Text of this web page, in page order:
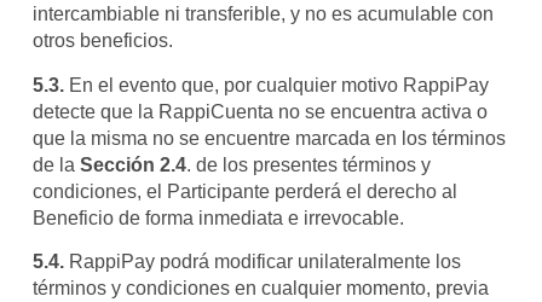
intercambiable ni transferible, y no es acumulable con
otros beneficios.
5.3. En el evento que, por cualquier motivo RappiPay
detecte que la RappiCuenta no se encuentra activa o
que la misma no se encuentre marcada en los términos
de la Sección 2.4. de los presentes términos y
condiciones, el Participante perderá el derecho al
Beneficio de forma inmediata e irrevocable.
5.4. RappiPay podrá modificar unilateralmente los
términos y condiciones en cualquier momento, previa